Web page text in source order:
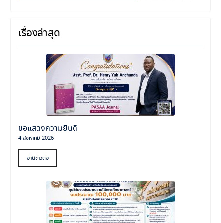
เรื่องล่าสุด
ขอแสดงความยินดี
4 สิงหาคม 2026
อ่านข่าวต่อ